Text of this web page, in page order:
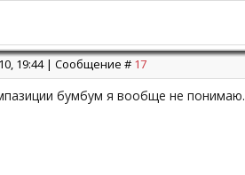
19:44 | Сообщение # 17
бумбум я вообще не понимаю.